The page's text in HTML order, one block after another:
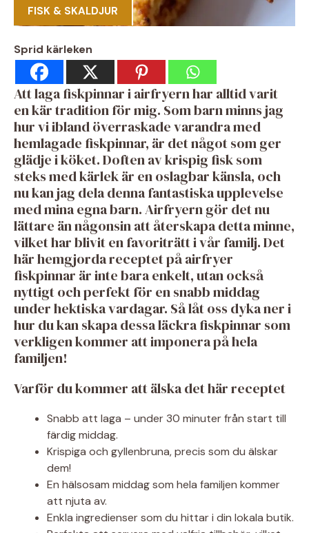
FISK & SKALDJUR
Sprid kärleken
Att laga fiskpinnar i airfryern har alltid varit
en kär tradition för mig. Som barn minns jag
hur vi ibland överraskade varandra med
hemlagade fiskpinnar, är det något som ger
glädje i köket. Doften av krispig fisk som
steks med kärlek är en oslagbar känsla, och
nu kan jag dela denna fantastiska upplevelse
med mina egna barn. Airfryern gör det nu
lättare än någonsin att återskapa detta minne,
vilket har blivit en favoriträtt i vår familj. Det
här hemgjorda receptet på airfryer
fiskpinnar är inte bara enkelt, utan också
nyttigt och perfekt för en snabb middag
under hektiska vardagar. Så låt oss dyka ner i
hur du kan skapa dessa läckra fiskpinnar som
verkligen kommer att imponera på hela
familjen!
Varför du kommer att älska det här receptet
Snabb att laga – under 30 minuter från start till
färdig middag.
Krispiga och gyllenbruna, precis som du älskar
dem!
En hälsosam middag som hela familjen kommer
att njuta av.
Enkla ingredienser som du hittar i din lokala butik.